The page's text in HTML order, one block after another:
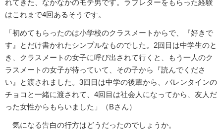
れてきた、なかなかのモテ男です。ラブレターをもらった経験
はこれまで4回あるそうです。
「初めてもらったのは小学校のクラスメートからで、『好きで
す』とだけ書かれたシンプルなものでした。2回目は中学生のと
き、クラスメートの女子に呼び出されて行くと、もう一人のク
ラスメートの女子が待っていて、その子から『読んでくださ
い』と渡されました。3回目は中学の後輩から、バレンタインの
チョコと一緒に渡されて、4回目は社会人になってから、友人だ
った女性からもらいました」（Bさん）
気になる告白の行方はどうだったのでしょうか。